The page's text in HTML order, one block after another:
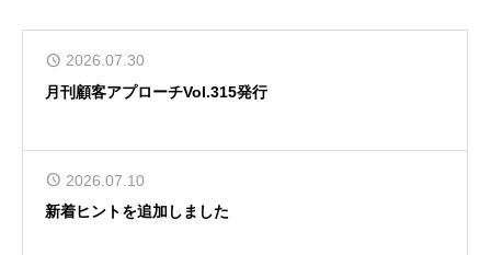
2026.07.30
月刊顧客アプローチVol.315発行
2026.07.10
新着ヒントを追加しました